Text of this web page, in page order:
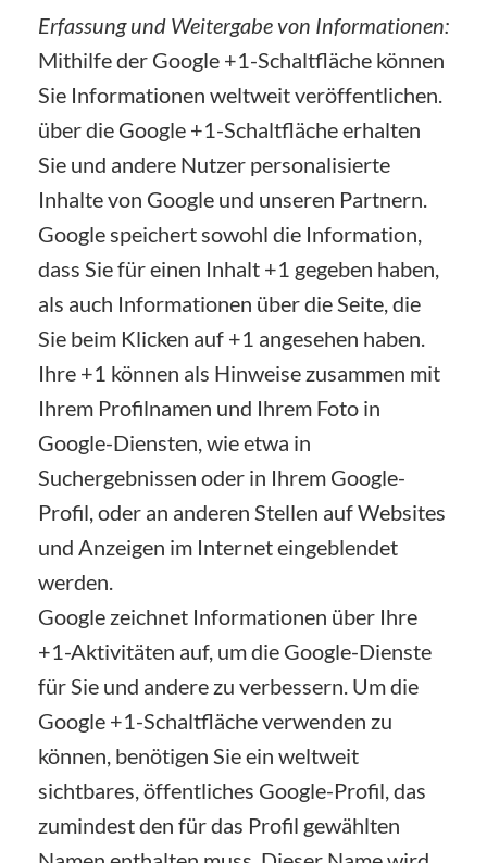
Erfassung und Weitergabe von Informationen:
Mithilfe der Google +1-Schaltfläche können
Sie Informationen weltweit veröffentlichen.
über die Google +1-Schaltfläche erhalten
Sie und andere Nutzer personalisierte
Inhalte von Google und unseren Partnern.
Google speichert sowohl die Information,
dass Sie für einen Inhalt +1 gegeben haben,
als auch Informationen über die Seite, die
Sie beim Klicken auf +1 angesehen haben.
Ihre +1 können als Hinweise zusammen mit
Ihrem Profilnamen und Ihrem Foto in
Google-Diensten, wie etwa in
Suchergebnissen oder in Ihrem Google-
Profil, oder an anderen Stellen auf Websites
und Anzeigen im Internet eingeblendet
werden.
Google zeichnet Informationen über Ihre
+1-Aktivitäten auf, um die Google-Dienste
für Sie und andere zu verbessern. Um die
Google +1-Schaltfläche verwenden zu
können, benötigen Sie ein weltweit
sichtbares, öffentliches Google-Profil, das
zumindest den für das Profil gewählten